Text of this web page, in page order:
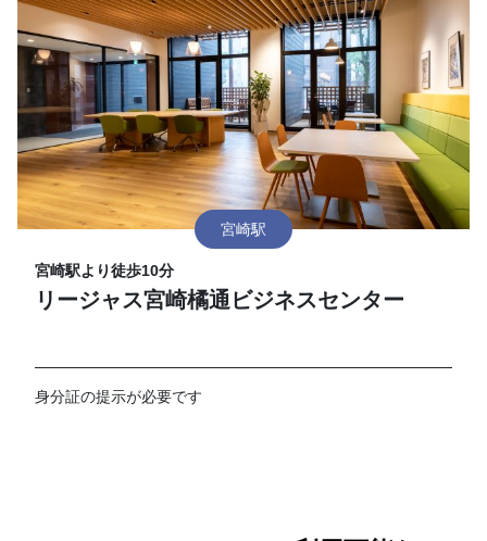
宮崎駅
宮崎駅より徒歩10分
リージャス宮崎橘通ビジネスセンター
身分証の提示が必要です